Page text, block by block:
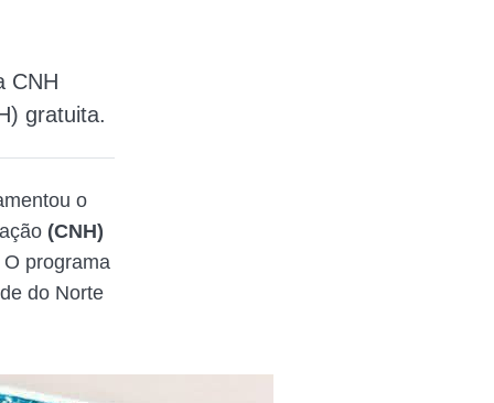
CNH
gratuita.
o
(CNH)
programa
do Norte